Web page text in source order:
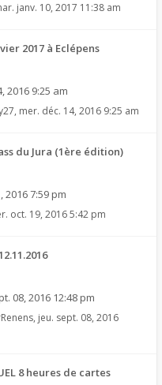
janv. 10, 2017 11:38 am
2017 à Eclépens
2016 9:25 am
, mer. déc. 14, 2016 9:25 am
du Jura (1ère édition)
2016 7:59 pm
oct. 19, 2016 5:42 pm
08, 2016 12:48 pm
, jeu. sept. 08, 2016
8 heures de cartes